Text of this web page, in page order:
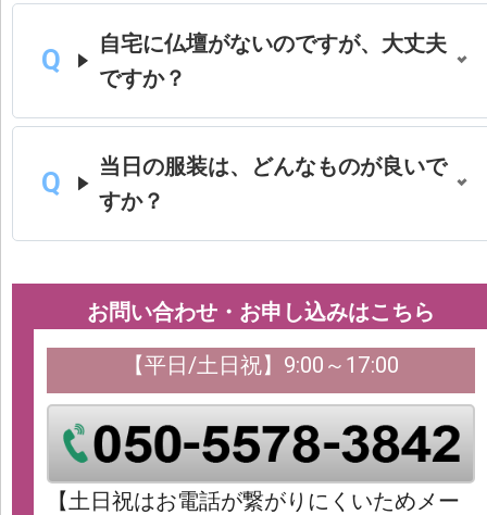
自宅に仏壇がないのですが、大丈夫
ですか？
当日の服装は、どんなものが良いで
すか？
お問い合わせ・お申し込みはこちら
【平日/土日祝】9:00～17:00
【土日祝はお電話が繋がりにくいためメー